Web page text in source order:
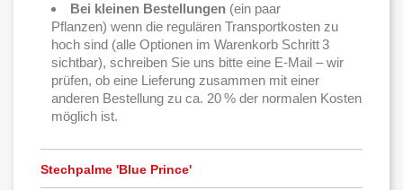
Bei kleinen Bestellungen (ein paar
Pflanzen) wenn die regulären Transportkosten zu
hoch sind (alle Optionen im Warenkorb Schritt 3
sichtbar), schreiben Sie uns bitte eine E-Mail – wir
prüfen, ob eine Lieferung zusammen mit einer
anderen Bestellung zu ca. 20 % der normalen Kosten
möglich ist.
Stechpalme 'Blue Prince'